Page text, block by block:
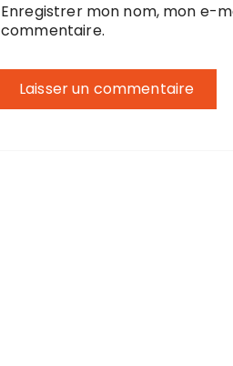
Enregistrer mon nom, mon e-
commentaire.